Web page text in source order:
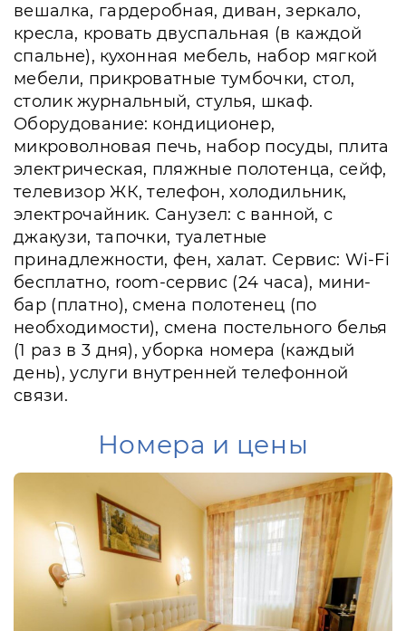
вешалка, гардеробная, диван, зеркало,
кресла, кровать двуспальная (в каждой
спальне), кухонная мебель, набор мягкой
мебели, прикроватные тумбочки, стол,
столик журнальный, стулья, шкаф.
Оборудование: кондиционер,
микроволновая печь, набор посуды, плита
электрическая, пляжные полотенца, сейф,
телевизор ЖК, телефон, холодильник,
электрочайник. Санузел: с ванной, с
джакузи, тапочки, туалетные
принадлежности, фен, халат. Сервис: Wi-Fi
бесплатно, room-сервис (24 часа), мини-
бар (платно), смена полотенец (по
необходимости), смена постельного белья
(1 раз в 3 дня), уборка номера (каждый
день), услуги внутренней телефонной
связи.
Номера и цены